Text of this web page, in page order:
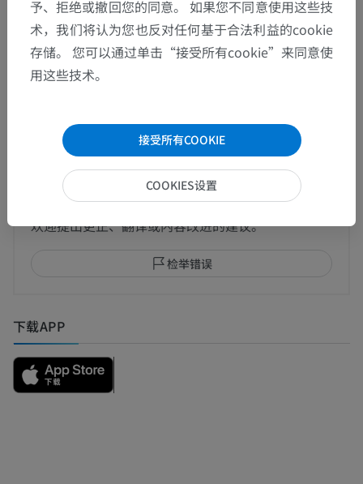
人体解剖学1
发现错误？
欢迎提出更正、翻译或内容改进的建议。
检举错误
下载APP
予、拒绝或撤回您的同意。 如果您不同意使用这些技
术，我们将认为您也反对任何基于合法利益的cookie
存储。 您可以通过单击“接受所有cookie”来同意使
用这些技术。
接受所有COOKIE
COOKIES设置